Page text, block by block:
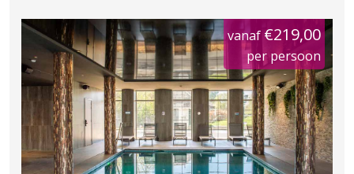
vanaf €219,00
per persoon